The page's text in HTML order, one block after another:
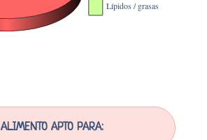
ALIMENTO APTO PARA: